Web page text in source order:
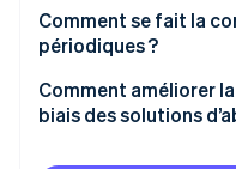
Stripe Sessions
Découvrez
Regarder la vidéo
Précision des
Délai de facturation
Structure du
Comment se fait la
périodiques ?
Documentation
Comment améliorer
biais des solutions